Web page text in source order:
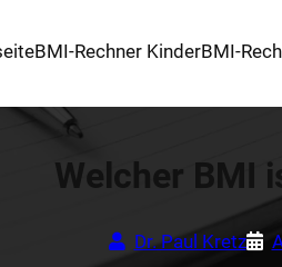
BMI-Rechner KinderBMI-
Welcher BMI
Dr. Paul Kretz